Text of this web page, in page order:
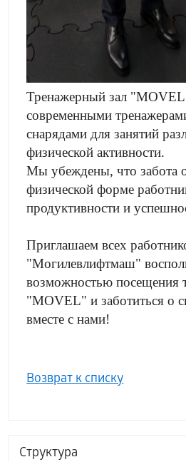
Структура
Тренажерный зал
современными
снарядами для занятий
физической активности.
Мы убеждены, что забота
физической форме
продуктивности и
Приглашаем всех
"Могилевлифтмаш"
возможностью посещения
"MOVEL" и заботиться о
вместе с нами!
Возврат к списку